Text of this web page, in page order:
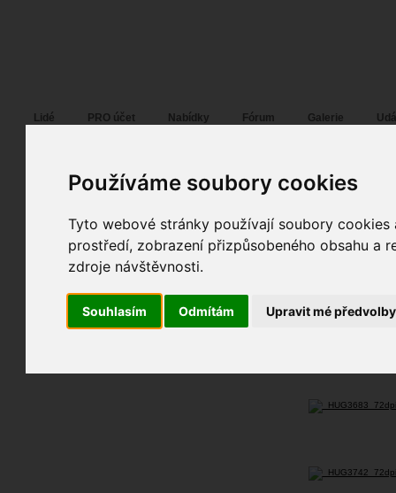
Používáme soubory cookies
Tyto webové stránky používají soubory
prostředí, zobrazení přizpůsobeného obsahu a
zdroje návštěvnosti.
Souhlasím Odmítám Upravit mé předvolby
Lidé PRO účet Nabídky Fórum Galerie